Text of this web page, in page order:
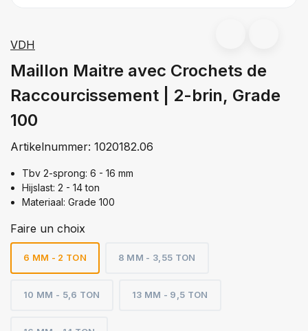
VDH
Maillon Maitre avec Crochets de
Raccourcissement | 2-brin, Grade
100
Artikelnummer: 1020182.06
Tbv 2-sprong: 6 - 16 mm
Hijslast: 2 - 14 ton
Materiaal: Grade 100
Faire un choix
6 MM - 2 TON 8 MM - 3,55 TON
10 MM - 5,6 TON 13 MM - 9,5 TON